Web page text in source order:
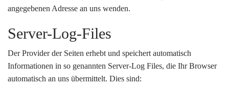
angegebenen Adresse an uns wenden.
Server-Log-Files
Der Provider der Seiten erhebt und speichert automatisch
Informationen in so genannten Server-Log Files, die Ihr Browser
automatisch an uns übermittelt. Dies sind: